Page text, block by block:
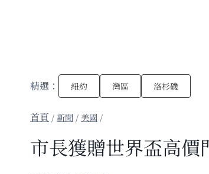
精選： 紐約 灣區 洛杉磯
/新聞 / 美國 /
市長獲贈世界盃高